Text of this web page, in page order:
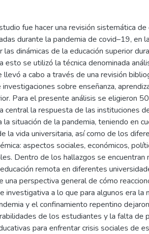
fue hacer una revisión sistemática
durante la pandemia de covid–19, en
dinámicas de la educación superior
esto se utilizó la técnica denominada
llevó a cabo a través de una revisión
sobre enseñanza,
Para el presente análisis se eligieron
central la respuesta de las instituciones
situación de la pandemia, teniendo en
la vida universitaria, así como de los
aspectos sociales, económicos,
Dentro de los hallazgos se encuentran
remota en diferentes
una perspectiva general de cómo
investigativa a lo que para algunos era la
y el confinamiento repentino
de los estudiantes y la falta de
para enfrentar crisis sociales de